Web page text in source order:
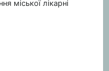
міської лікарні